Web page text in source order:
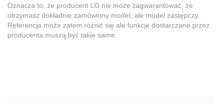
Oznacza to, że producent LG nie może zagwarantować, że
otrzymasz dokładnie zamówiony model, ale model zastępczy.
Referencja może zatem różnić się ale funkcje dostarczane przez
producenta muszą być takie same.